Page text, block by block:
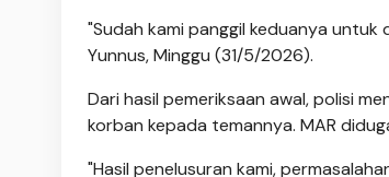
"Sudah kami panggil keduanya
Yunnus, Minggu (31/5/2026).
Dari hasil pemeriksaan awal, polisi
korban kepada temannya. MAR
"Hasil penelusuran kami,